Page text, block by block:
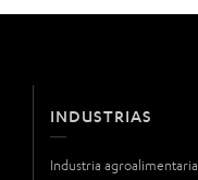
INDUSTRIAS
Industria agroalimentaria